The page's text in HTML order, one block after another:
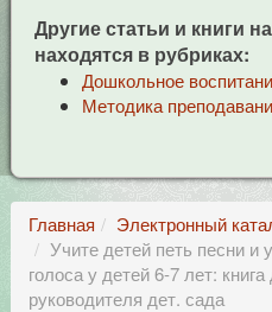
Другие статьи и книги
находятся в рубриках:
Дошкольное
Методика
Главная
Электронный
Учите детей петь песни и
голоса у детей 6-7 лет:
руководителя дет. сада